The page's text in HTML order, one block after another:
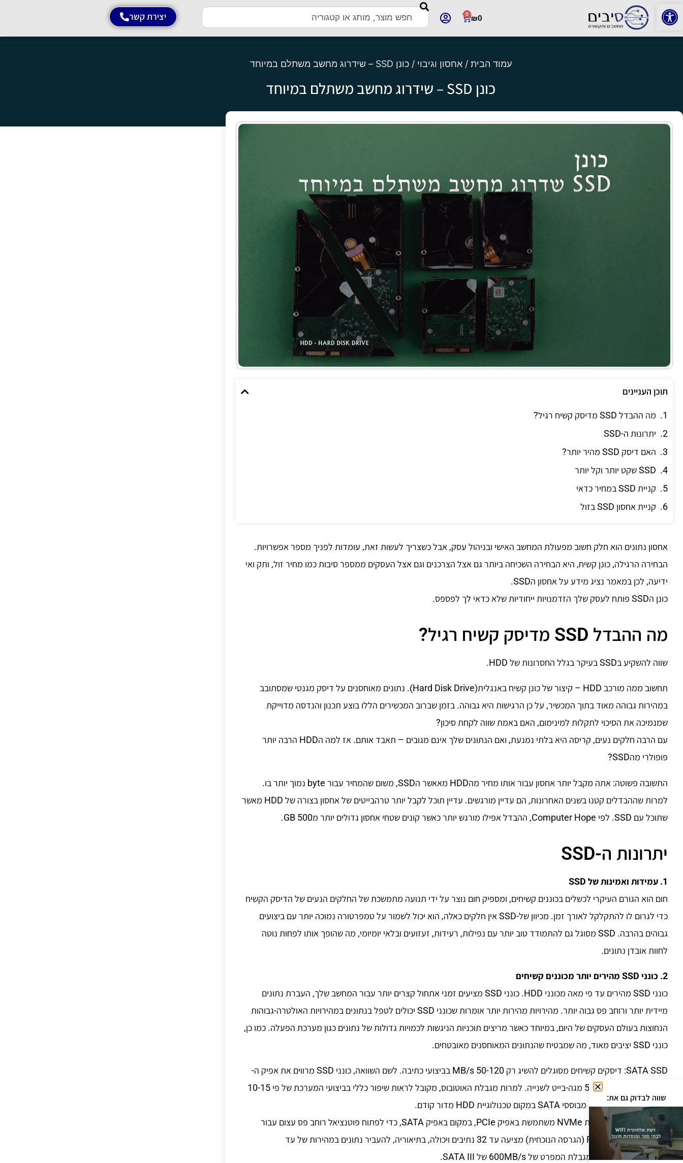
פתח סרגל נגישות ₪0
0 יצירת קשר
עמוד הבית /אחסון וגיבוי / כונן SSD – שידרוג מחשב משתלם במיוחד
כונן SSD – שידרוג מחשב משתלם במיוחד
תוכן העניינים
מה ההבדל SSD מדיסק קשיח רגיל?
יתרונות ה-SSD
האם דיסק SSD מהיר יותר?
SSD שקט יותר וקל יותר
קניית SSD במחיר כדאי
קניית אחסון SSD בזול
אחסון נתונים הוא חלק חשוב מפעולת המחשב האישי ובניהול עסק, אבל כשצריך לעשות זאת, עומדות לפניך מספר אפשרויות.
הבחירה הרגילה, כונן קשיח, היא הבחירה השכיחה ביותר גם אצל הצרכנים וגם אצל העסקים ממספר סיבות כמו מחיר זול, ותק ואי
ידיעה, לכן במאמר נציג מידע על אחסון הSSD.
כונן הSSD פותח לעסק שלך הזדמנויות ייחודיות שלא כדאי לך לפספס.
מה ההבדל SSD מדיסק קשיח רגיל?
שווה להשקיע בSSD בעיקר בגלל החסרונות של HDD.
תחשוב ממה מורכב HDD – קיצור של כונן קשיח באנגלית(Hard Disk Drive). נתונים מאוחסנים על דיסק מגנטי שמסתובב
במהירות גבוהה מאוד בתוך המכשיר, על כן הרגישות היא גבוהה. בזמן שברוב המכשירים הללו בוצע תכנון והנדסה מדוייקת
שמנמיכה את הסיכוי לתקלות למינימום, האם באמת שווה לקחת סיכון?
עם הרבה חלקים נעים, קריסה היא בלתי נמנעת, ואם הנתונים שלך אינם מגובים – תאבד אותם. אז למה הHDD הרבה יותר
פופולרי מהSSD?
התשובה פשוטה: אתה מקבל יותר אחסון עבור אותו מחיר מהHDD מאאשר הSSD, משום שהמחיר עבור byte נמוך יותר בו.
למרות שההבדלים קטנו בשנים האחרונות, הם עדיין מורגשים. עדיין תוכל לקבל יותר טרהבייטים של אחסון בצורה של HDD מאשר
שתוכל עם SSD. לפי Computer Hope, ההבדל אפילו מורגש יותר כאשר קונים שטחי אחסון גדולים יותר מ500 GB.
יתרונות ה-SSD
1. עמידות ואמינות של SSD
חום הוא הגורם העיקרי לכשלים בכוננים קשיחים, ומספיק חום נוצר על ידי תנועה מתמשכת של החלקים הנעים של הדיסק הקשיח
כדי לגרום לו להתקלקל לאורך זמן. מכיוון של-SSD אין חלקים כאלה, הוא יכול לשמור על טמפרטורה נמוכה יותר עם ביצועים
גבוהים בהרבה. SSD מסוגל גם להתמודד טוב יותר עם נפילות, רעידות, זעזועים ובלאי יומיומי, מה שהופך אותו לפחות נוטה
לחוות אובדן נתונים.
2. כונני SSD מהירים יותר מכוננים קשיחים
כונני SSD מהירים עד פי מאה מכונני HDD. כונני SSD מציעים זמני אתחול קצרים יותר עבור המחשב שלך, העברת נתונים
מיידית יותר ורוחב פס גבוה יותר. מהירויות מהירות יותר אומרות שכונני SSD יכולים לטפל בנתונים במהירויות האולטרה-גבוהות
הנחוצות בעולם העסקים של היום, במיוחד כאשר מריצים תוכניות הניגשות לכמויות גדולות של נתונים כגון מערכת הפעלה. כמו כן,
כונני SSD יציבים מאוד, מה שמבטיח שהנתונים המאוחסנים מאובטחים.
SATA SSD: דיסקים קשיחים מסוגלים להשיג רק 50-120 MB/s בביצועי כתיבה. לשם השוואה, כונני SSD מרווים את אפיק ה-
SATA במהירות של 550 מגה-בייט לשנייה. למרות מגבלת האוטובוס, מקובל לראות שיפור כללי בביצועי המערכת של פי 10-15
בעת שימוש בכונני SSD מבוססי SATA במקום טכנולוגיית HDD מדור קודם.
NVMe SSD: טכנולוגיית NVMe משתמשת באפיק PCIe, במקום באפיק SATA, כדי לפתוח פוטנציאל רוחב פס עצום עבור
התקני אחסון. PCIe 4.0 (הגרסה הנוכחית) מציעה עד 32 נתיבים ויכולה, בתיאוריה, להעביר נתונים במהירות של עד
64,000MB/s לעומת מגבלת המפרט של 600MB/s של SATA III.
שווה לבדוק גם את: